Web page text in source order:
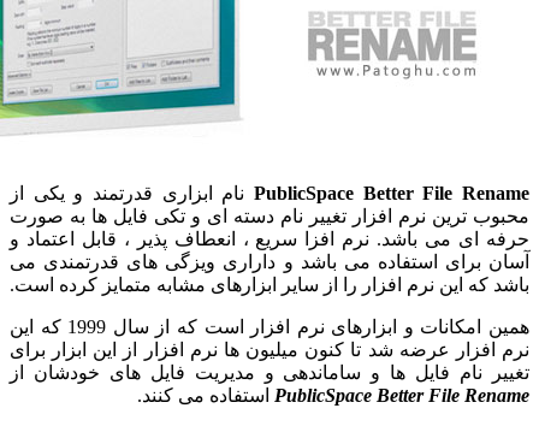
PublicSpace Better Fileنام ابزاری قدرتمند و یکی از
ترین نرم افزار تغییر نام دسته ای و تکی فایل ها به صورت
ای می باشد. نرم افزا سریع ، انعطاف پذیر ، قابل اعتماد و
برای استفاده می باشد و داراری ویزگی های قدرتمندی می
این نرم افزار را از سایر ابزارهای مشابه متمایز کرده است.
همین امکانات و ابزارهای نرم افزار است که از سال 1999 که این
عرضه شد تا کنون میلیون ها نرم افزار از این ابزار برای
نام فایل ها و ساماندهی و مدیریت فایل های خودشان از
PublicSpace Better Fileاستفاده می کنند.